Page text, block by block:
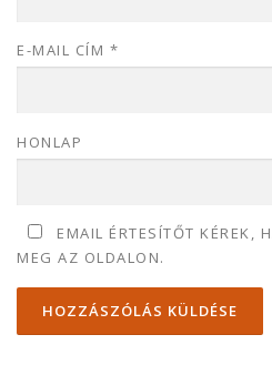
E-MAIL CÍM *
HONLAP
EMAIL ÉRTESÍTŐT KÉREK,
MEG AZ OLDALON.